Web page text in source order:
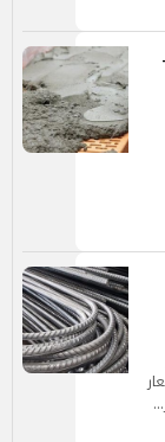
انخفاض سعر طن الأسمنت اليوم السبت 11-5-